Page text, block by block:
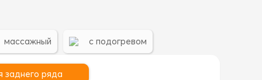
массажный с подогревом
заднего ряда